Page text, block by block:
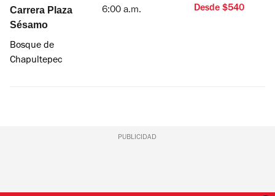
Carrera Plaza
Sésamo
Bosque de
Chapultepec
6:00 a.m. Desde $540
PUBLICIDAD